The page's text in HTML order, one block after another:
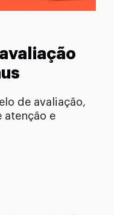
de avaliação,
atenção e